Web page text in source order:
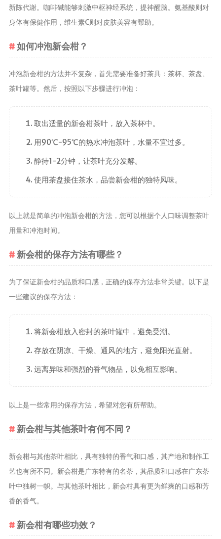
新陈代谢。咖啡碱能够刺激中枢神经系统，提神醒脑。氨基酸则对
身体有保健作用，维生素C则对皮肤美容有帮助。
如何冲泡新会柑？
冲泡新会柑的方法并不复杂，首先需要准备好茶具：茶杯、茶盘、
茶叶罐等。然后，按照以下步骤进行冲泡：
取出适量的新会柑茶叶，放入茶杯中。
用90℃-95℃的热水冲泡茶叶，水量不宜过多。
静待1-2分钟，让茶叶充分发酵。
使用茶盘接住茶水，品尝新会柑的独特风味。
以上就是简单的冲泡新会柑的方法，您可以根据个人口味调整茶叶
用量和冲泡时间。
新会柑的保存方法有哪些？
为了保证新会柑的品质和口感，正确的保存方法非常关键。以下是
一些建议的保存方法：
将新会柑放入密封的茶叶罐中，避免受潮。
存放在阴凉、干燥、通风的地方，避免阳光直射。
远离异味和强烈的香气物品，以免相互影响。
以上是一些常用的保存方法，希望对您有所帮助。
新会柑与其他茶叶有何不同？
新会柑与其他茶叶相比，具有独特的香气和口感，其产地和制作工
艺也有所不同。新会柑是广东特有的名茶，其品质和口感在广东茶
叶中独树一帜。与其他茶叶相比，新会柑具有更为鲜爽的口感和芳
香的香气。
新会柑有哪些功效？
茶叶教育
茶叶鉴赏
茶道
茶具
茶器
茶叶行业动
养生药汤包
治疗脱发